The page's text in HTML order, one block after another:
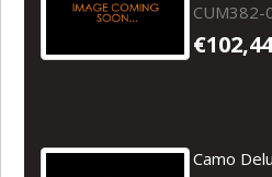
CUM382-
Camo